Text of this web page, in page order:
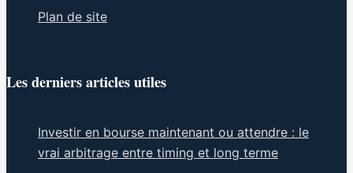
Plan de site
Les derniers articles utiles
Investir en bourse maintenant ou attendre : le
vrai arbitrage entre timing et long terme